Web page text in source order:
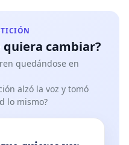
quiera cambiar?
quedándose en
alzó la voz y tomó
lo mismo?